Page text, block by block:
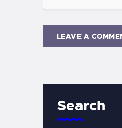
Search